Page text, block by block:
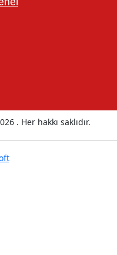
. Her hakkı saklıdır.